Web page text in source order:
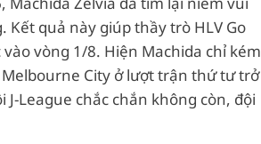
quả này giúp thầy trò HLV Go
vòng 1/8. Hiện Machida chỉ kém
City ở lượt trận thứ tư trở
League chắc chắn không còn, đội